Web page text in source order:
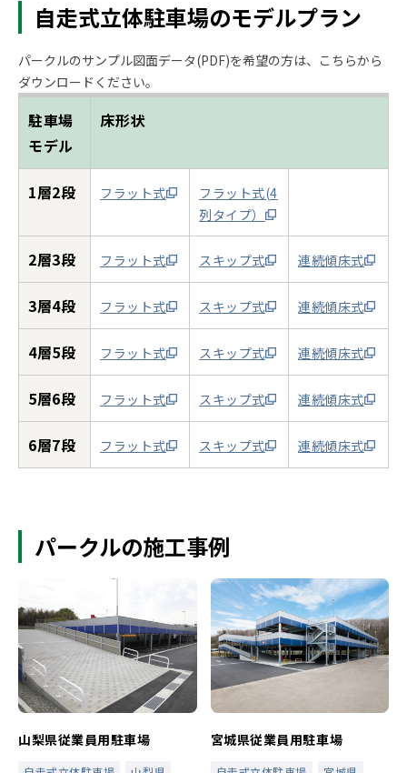
自走式立体駐車場のモデルプラン
パークルのサンプル図面データ(PDF)を希望の方は、こちらから
ダウンロードください。
駐車場
モデル
床形状
1層2段 フラット式
フラット式(4
列タイプ）
2層3段 フラット式 スキップ式 連続傾床式
3層4段 フラット式 スキップ式 連続傾床式
4層5段 フラット式 スキップ式 連続傾床式
5層6段 フラット式 スキップ式 連続傾床式
6層7段 フラット式 スキップ式 連続傾床式
パークルの施工事例
山梨県従業員用駐車場 宮城県従業員用駐車場